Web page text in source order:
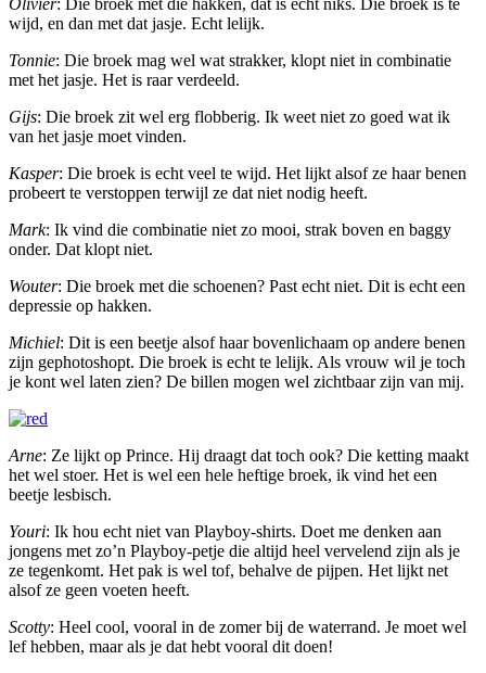
Olivier: Die broek met die hakken, dat is echt niks. Die broek is te
wijd, en dan met dat jasje. Echt lelijk.
Tonnie: Die broek mag wel wat strakker, klopt niet in combinatie
met het jasje. Het is raar verdeeld.
Gijs: Die broek zit wel erg flobberig. Ik weet niet zo goed wat ik
van het jasje moet vinden.
Kasper: Die broek is echt veel te wijd. Het lijkt alsof ze haar benen
probeert te verstoppen terwijl ze dat niet nodig heeft.
Mark: Ik vind die combinatie niet zo mooi, strak boven en baggy
onder. Dat klopt niet.
Wouter: Die broek met die schoenen? Past echt niet. Dit is echt een
depressie op hakken.
Michiel: Dit is een beetje alsof haar bovenlichaam op andere benen
zijn gephotoshopt. Die broek is echt te lelijk. Als vrouw wil je toch
je kont wel laten zien? De billen mogen wel zichtbaar zijn van mij.
Arne: Ze lijkt op Prince. Hij draagt dat toch ook? Die ketting maakt
het wel stoer. Het is wel een hele heftige broek, ik vind het een
beetje lesbisch.
Youri: Ik hou echt niet van Playboy-shirts. Doet me denken aan
jongens met zo’n Playboy-petje die altijd heel vervelend zijn als je
ze tegenkomt. Het pak is wel tof, behalve de pijpen. Het lijkt net
alsof ze geen voeten heeft.
Scotty: Heel cool, vooral in de zomer bij de waterrand. Je moet wel
lef hebben, maar als je dat hebt vooral dit doen!